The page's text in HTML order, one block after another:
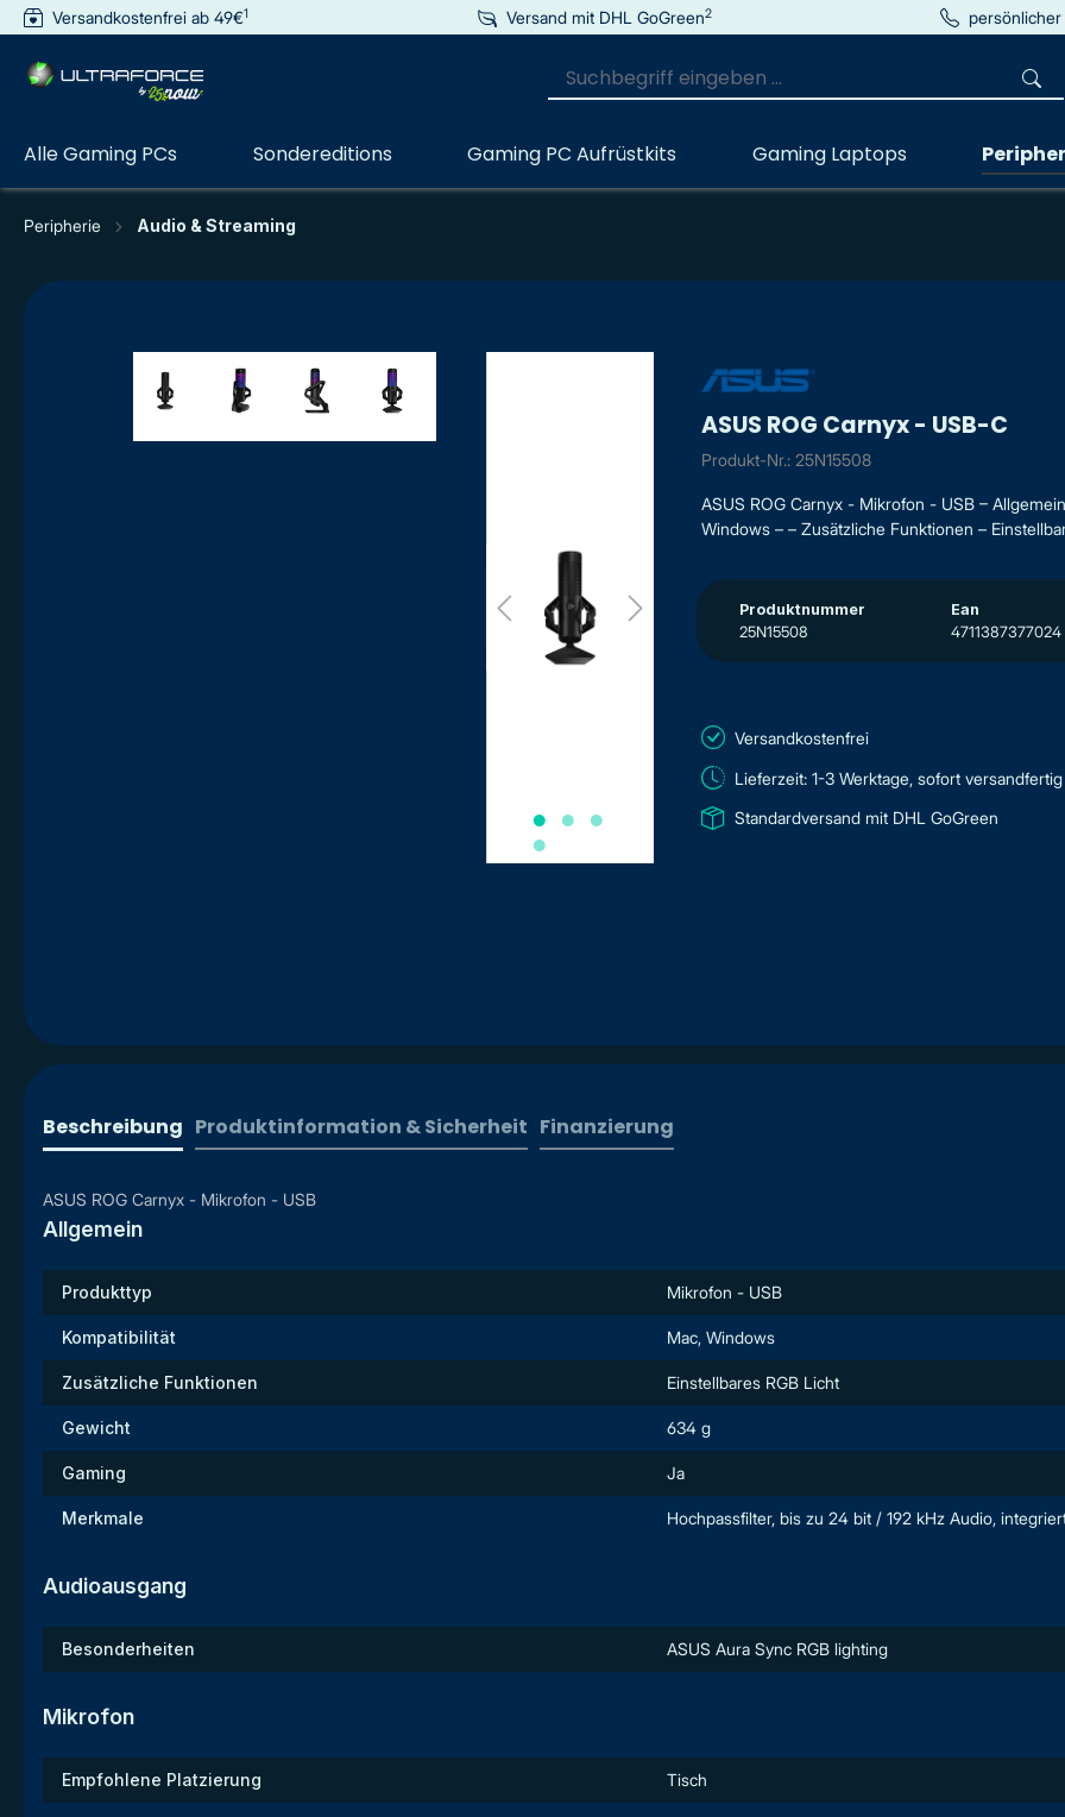
springen Zur Hauptnavigation springen
Versandkostenfrei ab 49€1 Versand mit DHL GoGreen2
Alle Gaming PCs Sondereditions Gaming PC Aufrüstkits Gaming Laptops
Peripherie Audio & Streaming
ASUS ROG Carnyx - USB-C
Produkt-Nr.: 25N15508
ASUS ROG Carnyx - Mikrofon - USB –
Windows – – Zusätzliche Funktionen –
Produktnummer
25N15508
Ean
4711387377024
Versandkostenfrei
Lieferzeit: 1-3 Werktage, sofort versandfertig
Standardversand mit DHL GoGreen
Beschreibung Produktinformation & Sicherheit Finanzierung
ASUS ROG Carnyx - Mikrofon - USB
Allgemein
Produkttyp Mikrofon - USB
Kompatibilität Mac, Windows
Zusätzliche Funktionen Einstellbares RGB Licht
Gewicht 634 g
Gaming Ja
Merkmale Hochpassfilter, bis zu 24 bit / 192 kHz Audio,
Audioausgang
Besonderheiten ASUS Aura Sync RGB lighting
Mikrofon
Empfohlene Platzierung Tisch